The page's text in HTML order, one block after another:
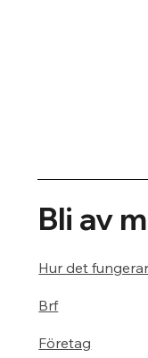
Bli av
Hur det fungerar
Brf
Företag